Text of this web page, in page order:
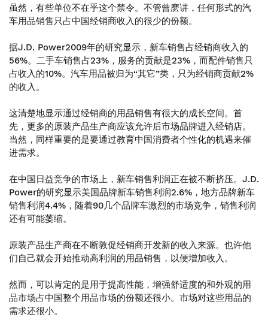
虽然，有些单位不在乎这个禁令。不管曾麽讲，任何形式的汽
车用品销售只占中国经销商收入的很少的份额。
据J.D. Power2009年的研究显示，新车销售占经销商收入的
56%。二手车销售占23%，服务的贡献是23%，而配件销售只
占收入的10%。汽车用品被归为“其它”类，只为经销商贡献2%
的收入。
这清楚地显示通过经销商的用品销售有很大的成长空间。首
先，更多的原装产品生产商应该允许后市场品牌进入经销店。
当然，同样重要的是要通过教育中国消费者个性化的机遇来催
进需求。
在中国日益竞争的市场上，新车销售利润正在被不断挤压。J.D.
Power的研究显示美国品牌新车销售利润2.6%，地方品牌新车
销售利润4.4%，随着90几个品牌车激烈的市场竞争，销售利润
还有可能萎缩。
原装产品生产商在不断敦促经销商开发新的收入来源。也许他
们自己就会开始推动高利润的用品销售，以便增加收入。
然而，可以肯定的是用于提高性能，增强舒适度的和外观的用
品市场占中国整个用品市场的份额还很小。市场对这些用品的
需求还很小。